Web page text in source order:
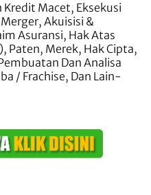
Macet, Eksekusi
Akuisisi &
Asuransi, Hak Atas
Paten, Merek, Hak Cipta,
Dan Analisa
/ Frachise, Dan Lain-